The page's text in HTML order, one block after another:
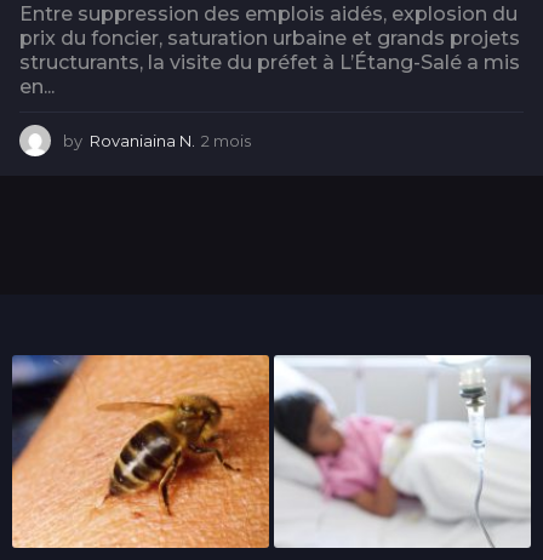
Entre suppression des emplois aidés, explosion du
prix du foncier, saturation urbaine et grands projets
structurants, la visite du préfet à L’Étang-Salé a mis
en...
by Rovaniaina N. 2 mois